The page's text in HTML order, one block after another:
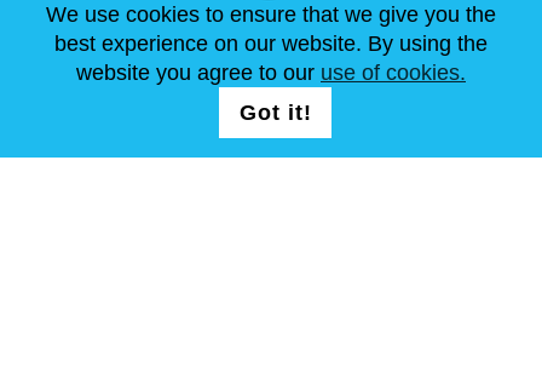
NOVEDADES
ARTÍCULOS
ABOUT US
FAQ
TAMAÑOS ESTÁNDAR
CONTÁCTANOS
We use cookies to ensure that we give you the
best experience on our website. By using the
website you agree to our use of cookies.
Got it!